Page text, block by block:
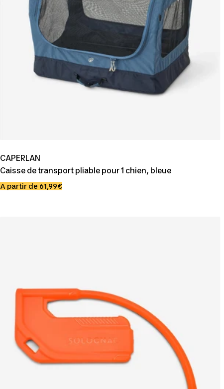
CAPERLAN
Caisse de transport pliable pour 1 chien, bleue
Prix
A partir de 61,99€